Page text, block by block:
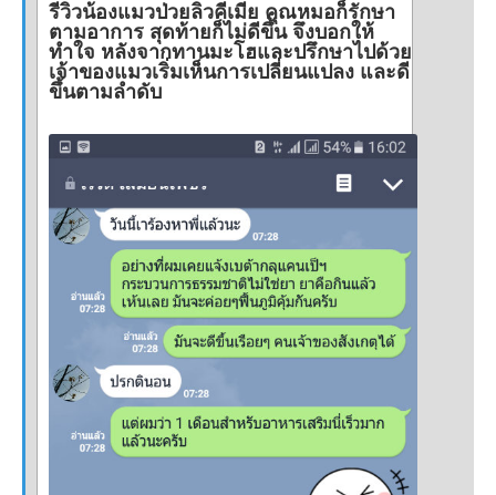
รีวิวน้องแมวป่วยลิวคีเมีย คุณหมอก็รักษา
ตามอาการ สุดท้ายก็ไม่ดีขึ้น จึงบอกให้
ทำใจ หลังจากทานมะโฮและปรึกษาไปด้วย
เจ้าของแมวเริ่มเห็นการเปลี่ยนแปลง และดี
ขึ้นตามลำดับ